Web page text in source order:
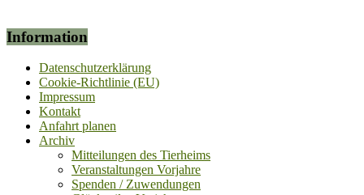
Information
Datenschutzerklärung
Cookie-Richtlinie (EU)
Impressum
Kontakt
Anfahrt planen
Archiv
Mitteilungen des Tierheims
Veranstaltungen Vorjahre
Spenden / Zuwendungen